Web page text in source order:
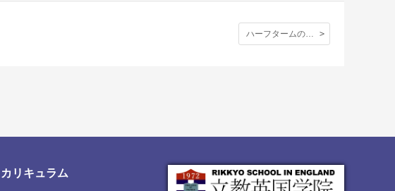
ハーフタームの始まり。沢山の生徒たちがイギリス人家庭にホームステイ！
カリキュラム